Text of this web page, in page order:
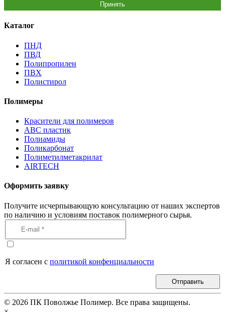
Принять
Каталог
ПНД
ПВД
Полипропилен
ПВХ
Полистирол
Полимеры
Красители для полимеров
АВС пластик
Полиамиды
Поликарбонат
Полиметилметакрилат
AIRTECH
Оформить заявку
Получите исчерпывающую консультацию от наших экспертов
по наличию и условиям поставок полимерного сырья.
Я согласен с политикой конфенциальности
Отправить
© 2026 ПК Поволжье Полимер. Все права защищены.